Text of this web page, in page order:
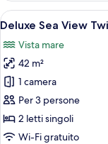
Apri
tutte
le
foto
per
Deluxe
Sea
View
8
Deluxe Sea View
Vista mare
42 m²
1 camera
Per 3 persone
2 letti singoli
Wi-Fi gratuito